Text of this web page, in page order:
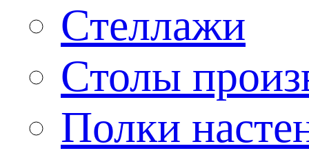
Стеллажи
Столы
Полки